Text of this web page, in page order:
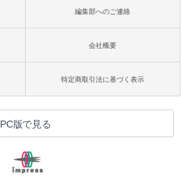
編集部へのご連絡
会社概要
特定商取引法に基づく表示
PC版で見る